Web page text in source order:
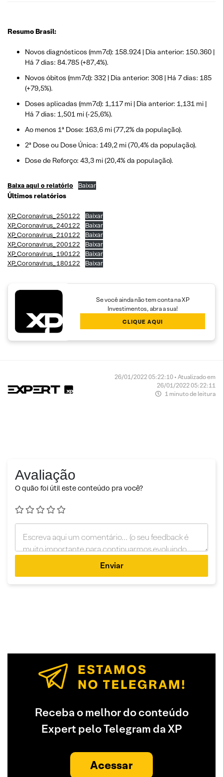
Resumo Brasil:
Novos diagnósticos (mm7d): 158.924 | Dia anterior: 150.360 |
Há 7 dias: 84.785 (+87,4%).
Novos óbitos (mm7d): 332 | Dia anterior: 308 | Há 7 dias: 185
(+79,5%).
Doses aplicadas (mm7d): 1,117 mi | Dia anterior: 1,131 mi |
Há 7 dias: 1,501 mi (-25,6%).
Ao menos 1ª Dose: 163,6 mi (77,2% da população).
2ª Dose ou Dose Única: 149,2 mi (70,4% da população).
Dose de Reforço: 43,3 mi (20,4% da população).
Baixa aqui o relatório Baixar
Últimos relatórios
XP_Coronavirus_250122
Baixar
XP_Coronavirus_240122
Baixar
XP_Coronavirus_210122
Baixar
XP_Coronavirus_200122
Baixar
XP_Coronavirus_190122
Baixar
XP_Coronavirus_180122
Baixar
Se você ainda não tem conta na XP
Investimentos, abra a sua!
CLIQUE AQUI
26/01/2022 05:22:10 • Atualizado em
26/01/2022 05:22:11
1 minuto de leitura
Avaliação
O quão foi útil este conteúdo pra você?
Enviar
Receba o melhor do conteúdo
Expert pelo Telegram da XP
Acessar